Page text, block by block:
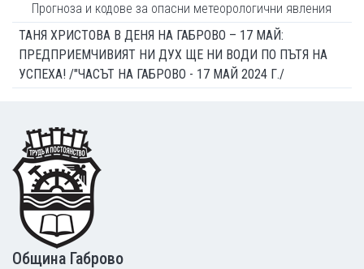
Прогноза и кодове за опасни метеорологични явления
ТАНЯ ХРИСТОВА В ДЕНЯ НА ГАБРОВО – 17 МАЙ:
ПРЕДПРИЕМЧИВИЯТ НИ ДУХ ЩЕ НИ ВОДИ ПО ПЪТЯ НА
УСПЕХА! /"ЧАСЪТ НА ГАБРОВО - 17 МАЙ 2024 Г./
Footer
Община Габрово